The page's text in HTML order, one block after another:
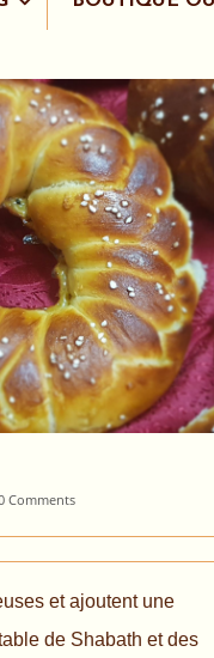
Comments
et ajoutent une
de Shabath et des